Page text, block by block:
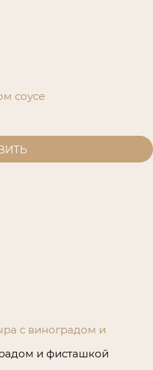
соусе
с виноградом и
и фисташкой